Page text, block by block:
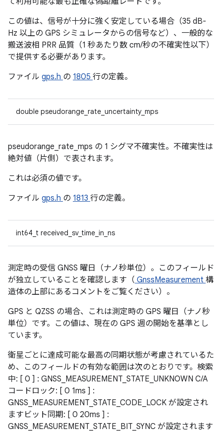
この値は、信号が十分に強く安定している場合（35 dB-
Hz 以上の GPS シミュレータからの信号など）、一般的な
搬送波相 PRR 品質（1 秒あたり数 cm/秒の不確実性以下）
で提供する必要があります。
ファイル gps.h の 1805 行の定義。
double pseudorange_rate_uncertainty_mps
pseudorange_rate_mps の 1 シグマ不確実性。不確実性は
絶対値（片側）で表されます。
これは必須の値です。
ファイル gps.h の 1813 行の定義。
int64_t received_sv_time_in_ns
測定時の受信 GNSS 曜日（ナノ秒単位）。このフィールド
が独立していることを確認します（ GnssMeasurement 構
造体の上部にあるコメントをご覧ください）。
GPS と QZSS の場合、これは測定時の GPS 曜日（ナノ秒
単位）です。この値は、現在の GPS 週の開始を基準とし
ています。
衛星ごとに達成可能な最高の同期状態が考慮されているた
め、このフィールドの有効な範囲は次のとおりです。検索
中: [ 0 ] : GNSS_MEASUREMENT_STATE_UNKNOWN C/A
コードロック: [ 0 1ms ] :
GNSS_MEASUREMENT_STATE_CODE_LOCK が設定され
ますビット同期: [ 0 20ms ] :
GNSS_MEASUREMENT_STATE_BIT_SYNC が設定されます